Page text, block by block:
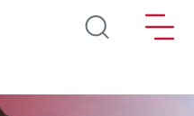
Pasar al contenido principal